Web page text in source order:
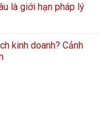
là giới hạn pháp lý
kinh doanh? Cảnh